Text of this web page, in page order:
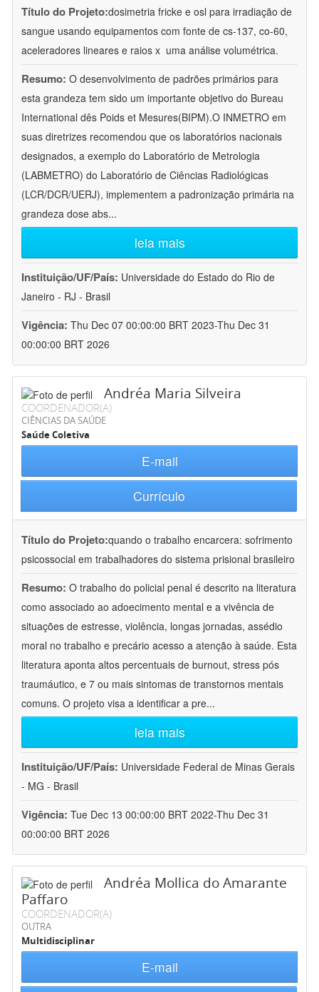
Título do Projeto:dosimetria fricke e osl para irradiação de
sangue usando equipamentos com fonte de cs-137, co-60,
aceleradores lineares e raios x  uma análise volumétrica.
Resumo: O desenvolvimento de padrões primários para
esta grandeza tem sido um importante objetivo do Bureau
International dês Poids et Mesures(BIPM).O INMETRO em
suas diretrizes recomendou que os laboratórios nacionais
designados, a exemplo do Laboratório de Metrologia
(LABMETRO) do Laboratório de Ciências Radiológicas
(LCR/DCR/UERJ), implementem a padronização primária na
grandeza dose abs...
leia mais
Instituição/UF/País: Universidade do Estado do Rio de
Janeiro - RJ - Brasil
Vigência: Thu Dec 07 00:00:00 BRT 2023-Thu Dec 31
00:00:00 BRT 2026
Andréa Maria Silveira
COORDENADOR(A)
CIÊNCIAS DA SAÚDE
Saúde Coletiva
E-mail
Currículo
Título do Projeto:quando o trabalho encarcera: sofrimento
psicossocial em trabalhadores do sistema prisional brasileiro
Resumo: O trabalho do policial penal é descrito na literatura
como associado ao adoecimento mental e a vivência de
situações de estresse, violência, longas jornadas, assédio
moral no trabalho e precário acesso a atenção à saúde. Esta
literatura aponta altos percentuais de burnout, stress pós
traumáutico, e 7 ou mais sintomas de transtornos mentais
comuns. O projeto visa a identificar a pre...
leia mais
Instituição/UF/País: Universidade Federal de Minas Gerais
- MG - Brasil
Vigência: Tue Dec 13 00:00:00 BRT 2022-Thu Dec 31
00:00:00 BRT 2026
Andréa Mollica do Amarante
Paffaro
COORDENADOR(A)
OUTRA
Multidisciplinar
E-mail